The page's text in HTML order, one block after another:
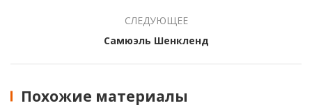
СЛЕДУЮЩЕЕ
Самюэль Шенкленд
Похожие материалы